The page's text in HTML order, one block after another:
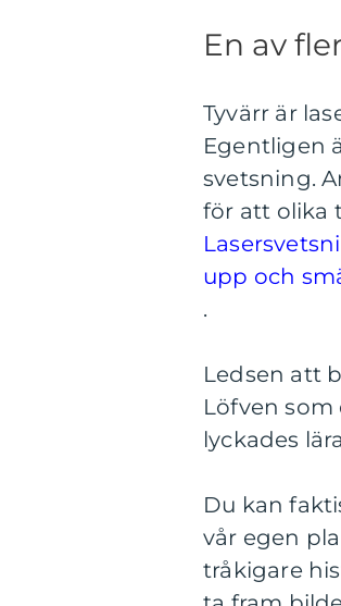
En av
Tyvärr är
Egentligen
svetsning.
för att olika
upp och
.
Ledsen att
Löfven
lyckades
Du kan
vår egen
tråkigare